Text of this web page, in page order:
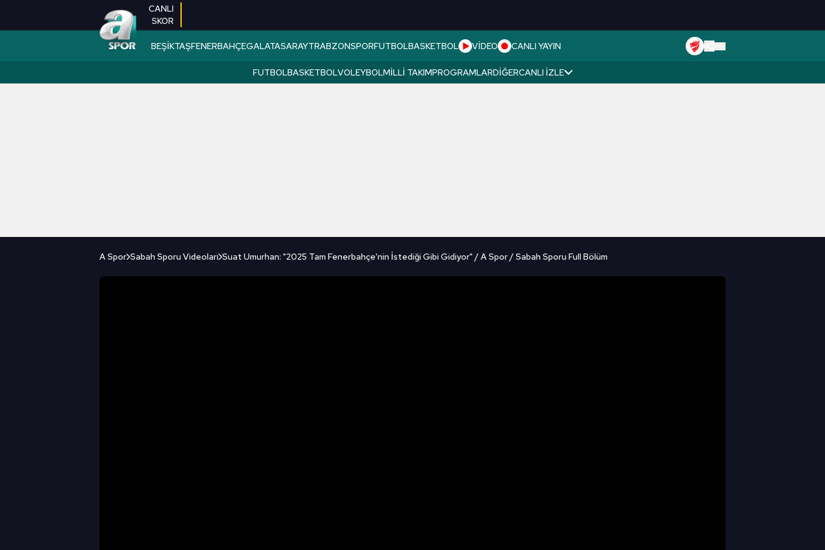
CANLI
SKOR
BEŞİKTAŞFENERBAHÇEGALATASARAYTRABZONSPORFUTBOLBASKETBOL VİDEO CANLI YAYIN
FUTBOLBASKETBOLVOLEYBOLMILLI TAKIMPROGRAMLARDIĞERCANLI İZLE
A Spor Sabah Sporu Videoları Suat Umurhan: "2025 Tam Fenerbahçe'nin İstediği Gibi Gidiyor" / A Spor / Sabah Sporu Full Bölüm